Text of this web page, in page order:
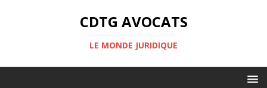
CDTG AVOCATS
LE MONDE JURIDIQUE